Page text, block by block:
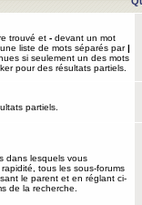
trouvé et - devant un mot
liste de mots séparés par|
si seulement un des mots
pour des résultats partiels.
partiels.
dans lesquels vous
tous les sous-forums
le parent et en réglant ci-
de la recherche.